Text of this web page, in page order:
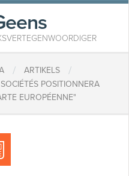
/ ARTIKELS /
POSITIONNERA
EUROPÉENNE"